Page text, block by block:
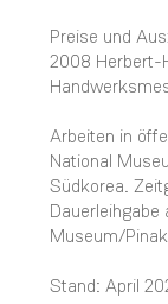
Preise und
2008 Herbert-
Arbeiten in
National
Südkorea.
Dauerleihgabe
Museum/
Stand: April